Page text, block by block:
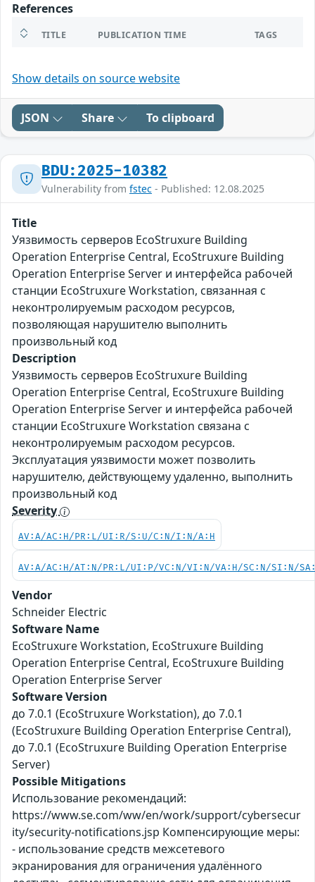
References
TITLE PUBLICATION TIME TAGS
Show details on source website
JSON Share To clipboard
BDU:2025-10382
Vulnerability from fstec - Published: 12.08.2025
Title
Уязвимость серверов EcoStruxure Building
Operation Enterprise Central, EcoStruxure Building
Operation Enterprise Server и интерфейса рабочей
станции EcoStruxure Workstation, связанная с
неконтролируемым расходом ресурсов,
позволяющая нарушителю выполнить
произвольный код
Description
Уязвимость серверов EcoStruxure Building
Operation Enterprise Central, EcoStruxure Building
Operation Enterprise Server и интерфейса рабочей
станции EcoStruxure Workstation связана с
неконтролируемым расходом ресурсов.
Эксплуатация уязвимости может позволить
нарушителю, действующему удаленно, выполнить
произвольный код
Severity
AV:A/AC:H/PR:L/UI:R/S:U/C:N/I:N/A:H
AV:A/AC:H/AT:N/PR:L/UI:P/VC:N/VI:N/VA:H/SC:N/SI:N/
Vendor
Schneider Electric
Software Name
EcoStruxure Workstation, EcoStruxure Building
Operation Enterprise Central, EcoStruxure Building
Operation Enterprise Server
Software Version
до 7.0.1 (EcoStruxure Workstation), до 7.0.1
(EcoStruxure Building Operation Enterprise Central),
до 7.0.1 (EcoStruxure Building Operation Enterprise
Server)
Possible Mitigations
Использование рекомендаций:
https://www.se.com/ww/en/work/support/cybersecur
ity/security-notifications.jsp Компенсирующие меры:
- использование средств межсетевого
экранирования для ограничения удалённого